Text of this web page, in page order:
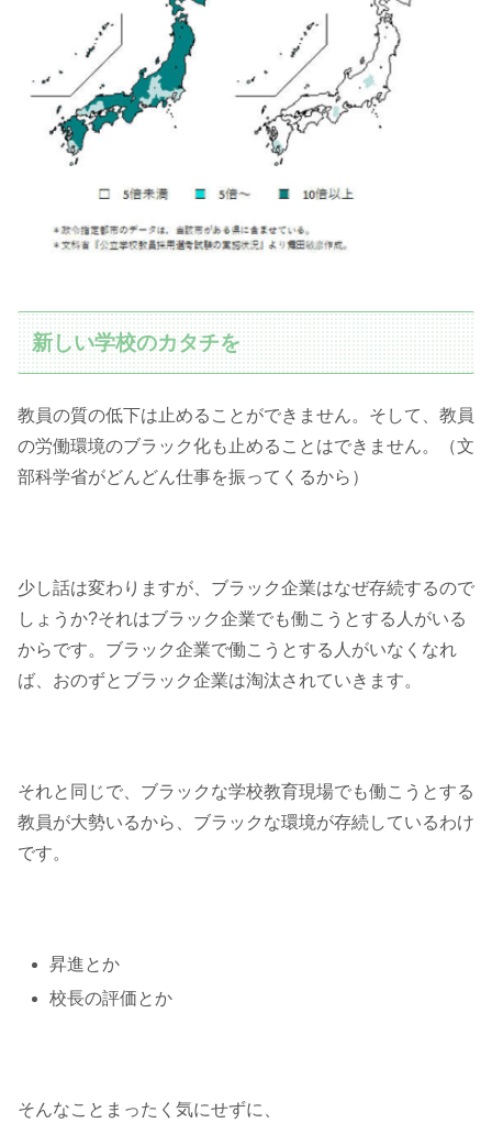
新しい学校のカタチを
教員の質の低下は止めることができません。そして、教員
の労働環境のブラック化も止めることはできません。（文
部科学省がどんどん仕事を振ってくるから）
少し話は変わりますが、ブラック企業はなぜ存続するので
しょうか?それはブラック企業でも働こうとする人がいる
からです。ブラック企業で働こうとする人がいなくなれ
ば、おのずとブラック企業は淘汰されていきます。
それと同じで、ブラックな学校教育現場でも働こうとする
教員が大勢いるから、ブラックな環境が存続しているわけ
です。
昇進とか
校長の評価とか
そんなことまったく気にせずに、